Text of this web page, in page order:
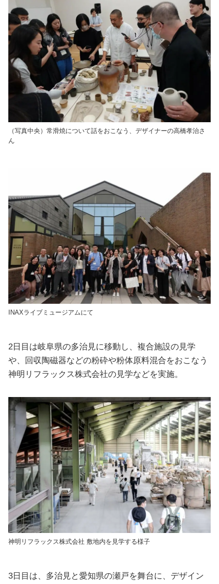
（写真中央）常滑焼について話をおこなう、デザイナーの高橋孝治さ
ん
INAXライブミュージアムにて
2日目は岐阜県の多治見に移動し、複合施設の見学
や、回収陶磁器などの粉砕や粉体原料混合をおこなう
神明リフラックス株式会社の見学などを実施。
神明リフラックス株式会社 敷地内を見学する様子
3日目は、多治見と愛知県の瀬戸を舞台に、デザイン